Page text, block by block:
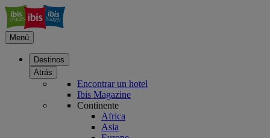
Menú
Destinos
Atrás
Encontrar un hotel
Ibis Magazine
Continente
Africa
Asia